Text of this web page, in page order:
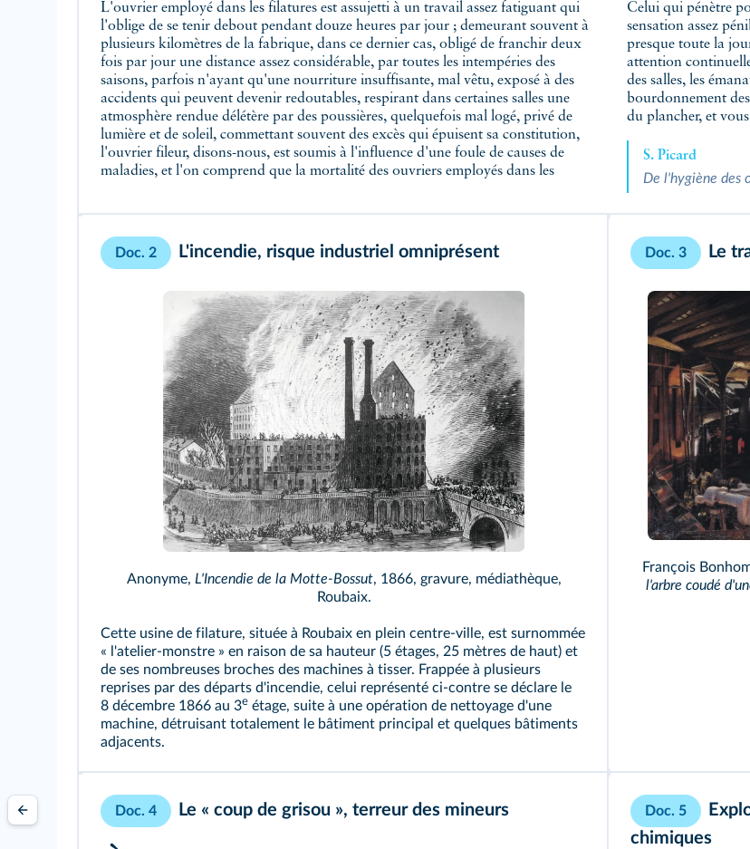
L'ouvrier employé dans les filatures est assujetti à un travail assez fatiguant qui
l'oblige de se tenir debout pendant douze heures par jour ; demeurant souvent à
plusieurs kilomètres de la fabrique, dans ce dernier cas, obligé de franchir deux
fois par jour une distance assez considérable, par toutes les intempéries des
saisons, parfois n'ayant qu'une nourriture insuffisante, mal vêtu, exposé à des
accidents qui peuvent devenir redoutables, respirant dans certaines salles une
atmosphère rendue délétère par des poussières, quelquefois mal logé, privé de
lumière et de soleil, commettant souvent des excès qui épuisent sa constitution,
l'ouvrier fileur, disons-nous, est soumis à l'influence d'une foule de causes de
maladies, et l'on comprend que la mortalité des ouvriers employés dans les
Celui qui pénètre
sensation assez
presque toute la
attention
des salles, les
bourdonnement
du plancher, et
S. Picard
De l'hygiène des
Doc. 2 L'incendie, risque industriel omniprésent
Anonyme, L'Incendie de la Motte-Bossut, 1866, gravure, médiathèque,
Roubaix.
Cette usine de filature, située à Roubaix en plein centre-ville, est surnommée
« l'atelier-monstre » en raison de sa hauteur (5 étages, 25 mètres de haut) et
de ses nombreuses broches des machines à tisser. Frappée à plusieurs
reprises par des départs d'incendie, celui représenté ci-contre se déclare le
8 décembre 1866 au 3e étage, suite à une opération de nettoyage d'une
machine, détruisant totalement le bâtiment principal et quelques bâtiments
adjacents.
Doc. 3 Le
François
l'arbre coudé
Doc. 4 Le « coup de grisou », terreur des mineurs Doc. 5
chimiques